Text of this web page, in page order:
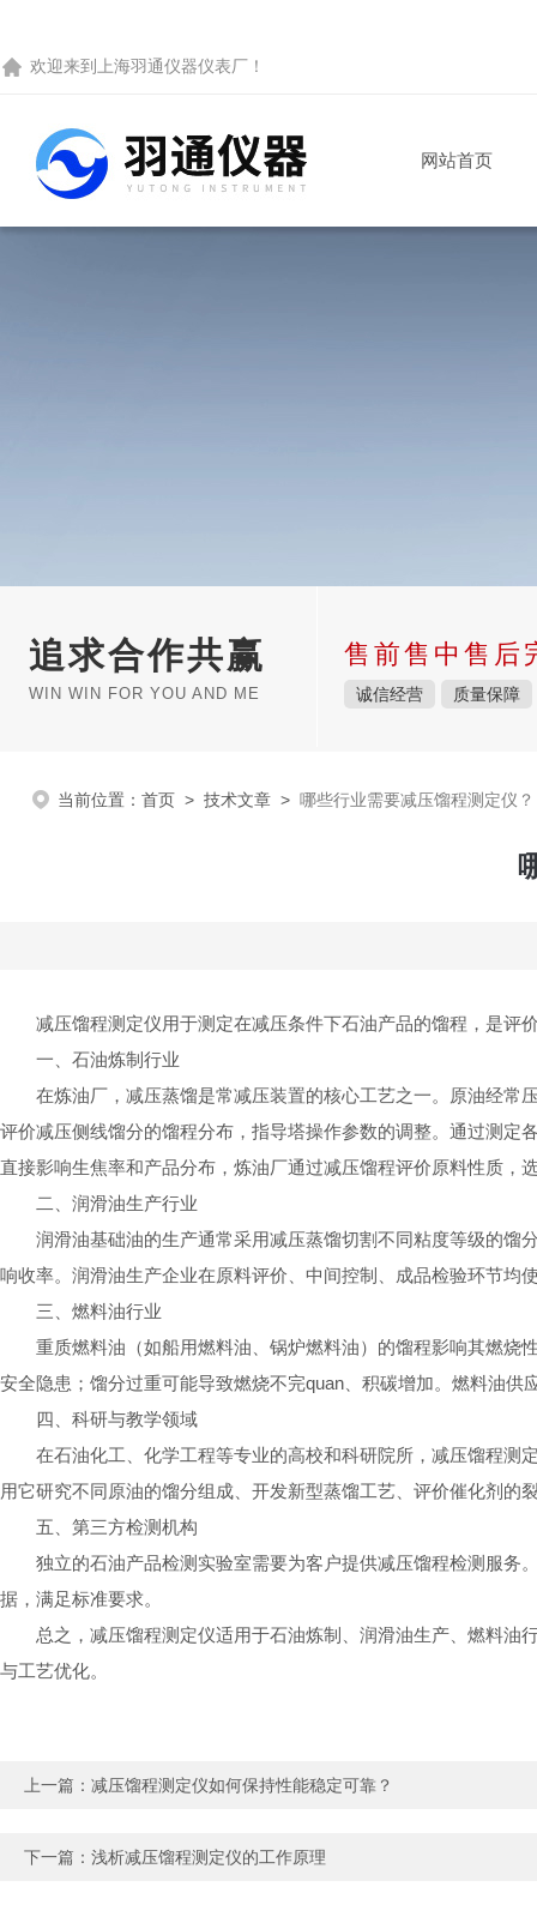
欢迎来到 上海羽通仪器仪表厂 ！
网站首页
追求合作共赢
WIN WIN FOR YOU AND ME
售前售中售后
诚信经营 质量保障
当前位置： 首页 > 技术文章 > 哪些行业需要减压馏程测定仪？
减压馏程测定仪用于测定在减压条件下石油产品的馏程，是评
一、石油炼制行业
在炼油厂，减压蒸馏是常减压装置的核心工艺之一。原油经常
评价减压侧线馏分的馏程分布，指导塔操作参数的调整。通过测
直接影响生焦率和产品分布，炼油厂通过减压馏程评价原料性质，
二、润滑油生产行业
润滑油基础油的生产通常采用减压蒸馏切割不同粘度等级的馏
响收率。润滑油生产企业在原料评价、中间控制、成品检验环节
三、燃料油行业
重质燃料油（如船用燃料油、锅炉燃料油）的馏程影响其燃烧
安全隐患；馏分过重可能导致燃烧不完quan、积碳增加。燃料油
四、科研与教学领域
在石油化工、化学工程等专业的高校和科研院所，减压馏程测
用它研究不同原油的馏分组成、开发新型蒸馏工艺、评价催化剂的
五、第三方检测机构
独立的石油产品检测实验室需要为客户提供减压馏程检测服务
据，满足标准要求。
总之，减压馏程测定仪适用于石油炼制、润滑油生产、燃料
与工艺优化。
上一篇： 减压馏程测定仪如何保持性能稳定可靠？
下一篇： 浅析减压馏程测定仪的工作原理